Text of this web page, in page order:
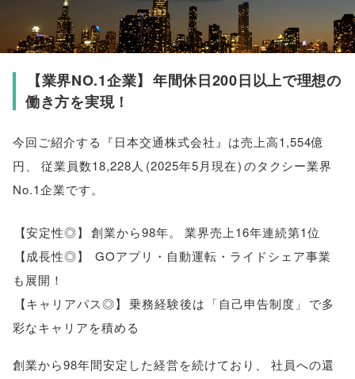
【業界NO.1企業】 年間休日200日以上で理想の
働き方を実現！
今回ご紹介する『日本交通株式会社』は売上高1,554億
円
従業員数18,228人 (2025年5月現在)のタクシー業界
No.1企業です。
【安定性◎】 創業から98年。
業界売上16年連続第1位
【成長性◎】
GOアプリ・自動運転・ライドシェア事業
も展開！
【キャリアパス◎】 乗務経験後は 「自己申告制度 」
で多
彩なキャリアを積める
創業から98年間安定した経営を続けており 、
社員への還